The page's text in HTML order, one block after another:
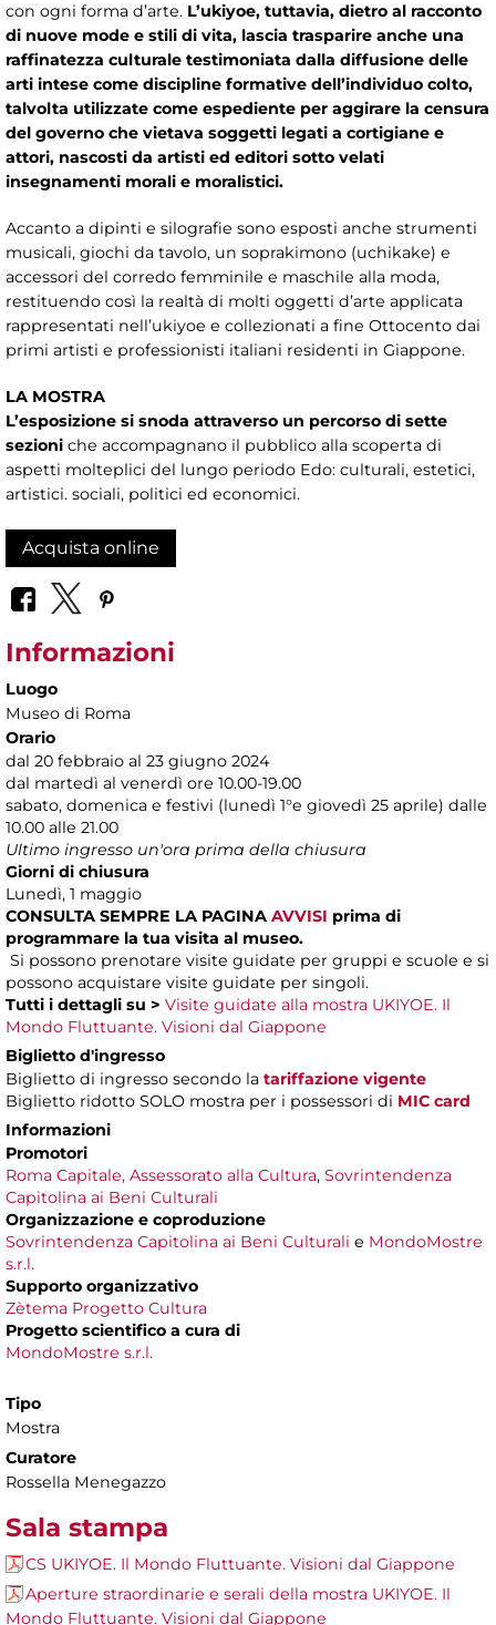
con ogni forma d’arte. L’ukiyoe, tuttavia, dietro al racconto
di nuove mode e stili di vita, lascia trasparire anche una
raffinatezza culturale testimoniata dalla diffusione delle
arti intese come discipline formative dell’individuo colto,
talvolta utilizzate come espediente per aggirare la censura
del governo che vietava soggetti legati a cortigiane e
attori, nascosti da artisti ed editori sotto velati
insegnamenti morali e moralistici.
Accanto a dipinti e silografie sono esposti anche strumenti
musicali, giochi da tavolo, un soprakimono (uchikake) e
accessori del corredo femminile e maschile alla moda,
restituendo così la realtà di molti oggetti d’arte applicata
rappresentati nell’ukiyoe e collezionati a fine Ottocento dai
primi artisti e professionisti italiani residenti in Giappone.
LA MOSTRA
L’esposizione si snoda attraverso un percorso di sette
sezioni che accompagnano il pubblico alla scoperta di
aspetti molteplici del lungo periodo Edo: culturali, estetici,
artistici. sociali, politici ed economici.
Acquista online
Informazioni
Luogo
Museo di Roma
Orario
dal 20 febbraio al 23 giugno 2024
dal martedì al venerdì ore 10.00-19.00
sabato, domenica e festivi (lunedì 1°e giovedì 25 aprile) dalle
10.00 alle 21.00
Ultimo ingresso un'ora prima della chiusura
Giorni di chiusura
Lunedì, 1 maggio
CONSULTA SEMPRE LA PAGINA AVVISI prima di
programmare la tua visita al museo.
Si possono prenotare visite guidate per gruppi e scuole e si
possono acquistare visite guidate per singoli.
Tutti i dettagli su > Visite guidate alla mostra UKIYOE. Il
Mondo Fluttuante. Visioni dal Giappone
Biglietto d'ingresso
Biglietto di ingresso secondo la tariffazione vigente
Biglietto ridotto SOLO mostra per i possessori di MIC card
Informazioni
Promotori
Roma Capitale, Assessorato alla Cultura, Sovrintendenza
Capitolina ai Beni Culturali
Organizzazione e coproduzione
Sovrintendenza Capitolina ai Beni Culturali e MondoMostre
s.r.l.
Supporto organizzativo
Zètema Progetto Cultura
Progetto scientifico a cura di
MondoMostre s.r.l.
Tipo
Mostra
Curatore
Rossella Menegazzo
Sala stampa
CS UKIYOE. Il Mondo Fluttuante. Visioni dal Giappone
Aperture straordinarie e serali della mostra UKIYOE. Il
Mondo Fluttuante. Visioni dal Giappone